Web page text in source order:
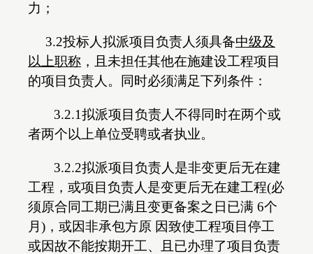
力；
3.2投标人拟派项目负责人须具备中级及
以上职称 ，且未担任其他在施建设工程项目
的项目负责人。同时必须满足下列条件：
3.2.1拟派项目负责人不得同时在两个或
者两个以上单位受聘或者执业。
3.2.2拟派项目负责人是非变更后无在建
工程，或项目负责人是变更后无在建工程(必
须原合同工期已满且变更备案之日已满 6个
月)，或因非承包方原 因致使工程项目停工
或因故不能按期开工、且已办理了项目负责